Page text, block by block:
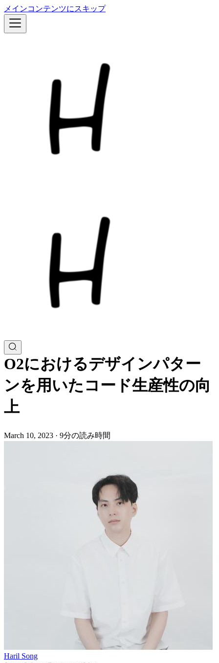
メインコンテンツにスキップ
O2におけるデザインパター
ンを用いたコード生産性の向
上
March 10, 2023 · 9分の読み時間
Haril Song